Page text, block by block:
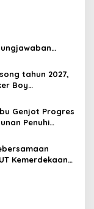
KKPMP ke-15
tahun 2027,
Boy
mengajak
untuk terus
tugas
Genjot Progres
Penuhi
Serang
Kemerdekaan